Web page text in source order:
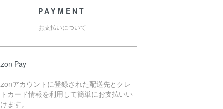
PAYMENT
お支払いについて
Pay
アカウントに登録された配送先とクレ
カード情報を利用して簡単にお支払いい
ます。